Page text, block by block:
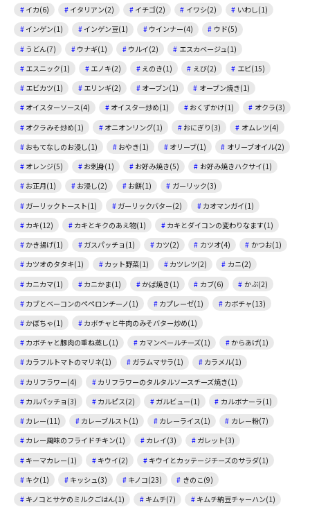
イカ(6)
イタリアン(2) イチゴ(2) イワシ(2)
いわし(1)
インゲン(1)
インゲン豆(1) ウインナー(4)
ウド(5)
うどん(7)
ウナギ(1) ウルイ(2)
エスカベージュ(1)
エスニック(1)
エノキ(2) えのき(1) えび(2)
エビ(15)
エビカツ(1)
エリンギ(2) オーブン(1)
オーブン焼き(1)
オイスターソース(4)
オイスター炒め(1) おくずかけ(1)
オクラ(3)
オクラみそ炒め(1)
オニオンリング(1) おにぎり(3)
オムレツ(4)
おもてなしのお浸し(1)
おやき(1) オリーブ(1)
オリーブオイル(2)
オレンジ(5)
お刺身(1) お好み焼き(5)
お好み焼きハクサイ(1)
お正月(1)
お浸し(2) お餅(1)
ガーリック(3)
ガーリックトースト(1)
ガーリックバター(2)
カオマンガイ(1)
カキ(12)
カキとキクのあえ物(1)
カキとダイコンの変わりなます(1)
かき揚げ(1)
ガスパッチョ(1) カツ(2) カツオ(4)
かつお(1)
カツオのタタキ(1)
カット野菜(1) カツレツ(2)
カニ(2)
カニカマ(1)
カニかま(1) かば焼き(1) カブ(6)
かぶ(2)
カブとベーコンのペペロンチーノ(1)
カプレーゼ(1)
カボチャ(13)
かぼちゃ(1)
カボチャと牛肉のみそバター炒め(1)
カボチャと豚肉の重ね蒸し(1)
カマンベールチーズ(1)
からあげ(1)
カラフルトマトのマリネ(1)
ガラムマサラ(1)
カラメル(1)
カリフラワー(4)
カリフラワーのタルタルソースチーズ焼き(1)
カルパッチョ(3)
カルピス(2) ガルビュー(1)
カルボナーラ(1)
カレー(11)
カレーブルスト(1) カレーライス(1)
カレー粉(7)
カレー風味のフライドチキン(1)
カレイ(3)
ガレット(3)
キーマカレー(1)
キウイ(2)
キウイとカッテージチーズのサラダ(1)
キク(1)
キッシュ(3) キノコ(23)
きのこ(9)
キノコとサケのミルクごはん(1)
キムチ(7) キムチ納豆チャーハン(1)